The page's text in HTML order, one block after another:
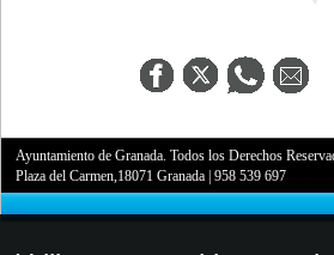
Ayuntamiento de Granada. Todos los Derechos
Plaza del Carmen,18071 Granada |958 539 697